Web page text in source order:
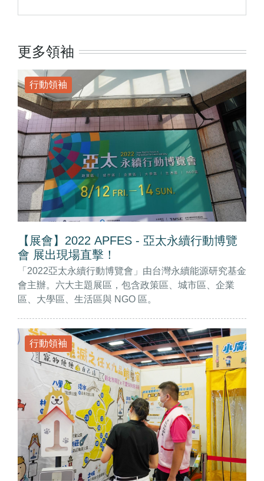
更多領袖
行動領袖
【展會】2022 APFES - 亞太永續行動博覽
會 展出現場直擊！
「2022亞太永續行動博覽會」由台灣永續能源研究基金
會主辦。六大主題展區，包含政策區、城市區、企業
區、大學區、生活區與 NGO 區。
行動領袖